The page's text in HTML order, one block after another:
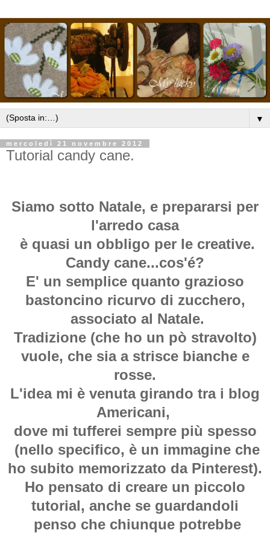
▼
mercoledì 21 novembre 2012
Tutorial candy cane.
Siamo sotto Natale, e prepararsi per
l'arredo casa
è quasi un obbligo per le creative.
Candy cane...cos'é?
E' un semplice quanto grazioso
bastoncino ricurvo di zucchero,
associato al Natale.
Tradizione (che ho un pò stravolto)
vuole, che sia a strisce bianche e
rosse.
L'idea mi è venuta girando tra i blog
Americani,
dove mi tufferei sempre più spesso
(nello specifico, è un immagine che
ho subito memorizzato da Pinterest).
Ho pensato di creare un piccolo
tutorial, anche se guardandoli
penso che chiunque potrebbe